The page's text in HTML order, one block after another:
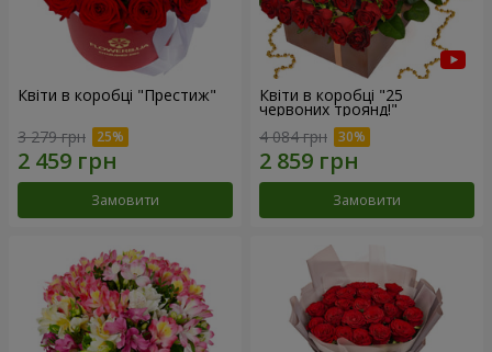
Квіти в коробці "Престиж"
3 279 грн
Замовити
Квіти в коробці "25
червоних троянд!"
4 084 грн
Замовити